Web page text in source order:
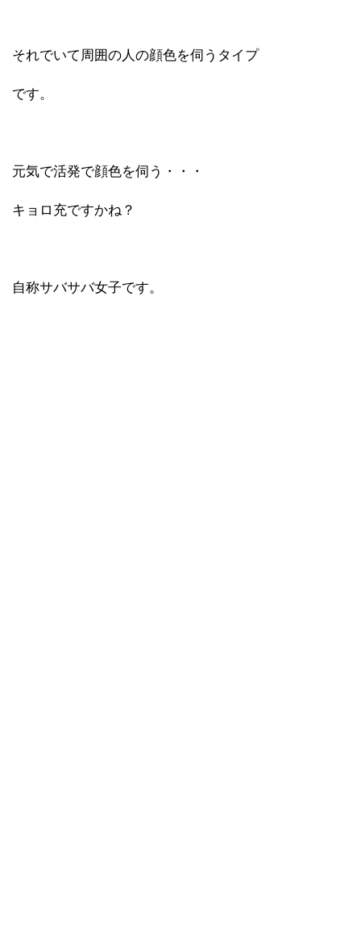
それでいて周囲の人の顔色を伺うタイプ
です。
元気で活発で顔色を伺う・・・
キョロ充ですかね？
自称サバサバ女子です。